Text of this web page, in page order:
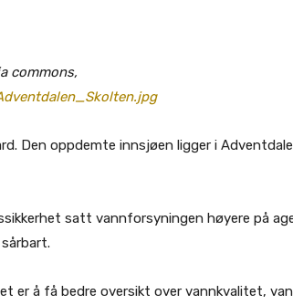
commons,
Den oppdemte innsjøen ligger i
satt vannforsyningen høyere på
å få bedre oversikt over vannkvalitet,